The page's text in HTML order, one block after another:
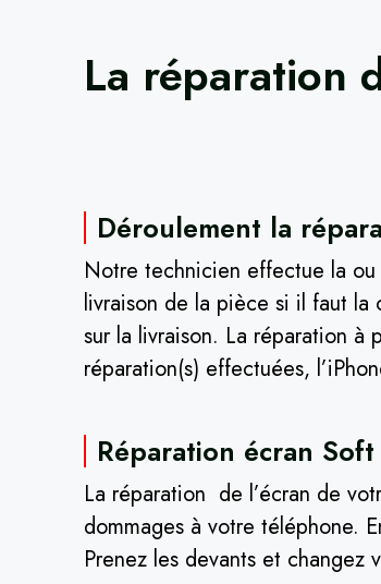
La réparation
Déroulement la
Notre technicien effectue la
livraison de la pièce si il faut la
sur la livraison. La réparation à
réparation(s) effectuées,
Réparation écran
La réparation de l’écran de
dommages à votre téléphone.
Prenez les devants et changez